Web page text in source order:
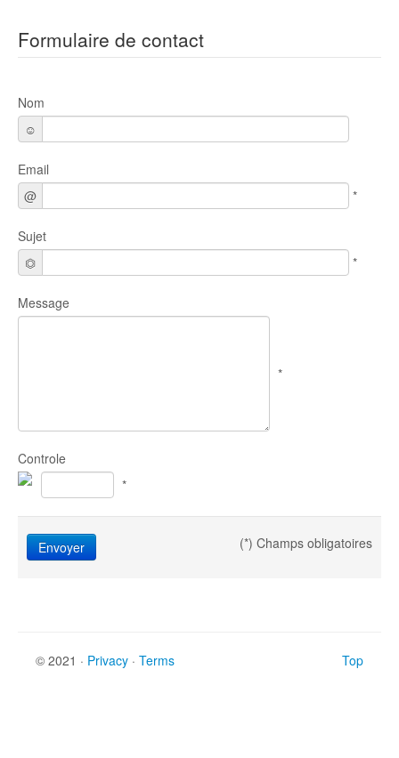
Formulaire de contact
Nom
☺
Email
@
*
Sujet
⏣
*
Message
*
Controle
*
Envoyer (*) Champs obligatoires
Top
© 2021 · Privacy · Terms